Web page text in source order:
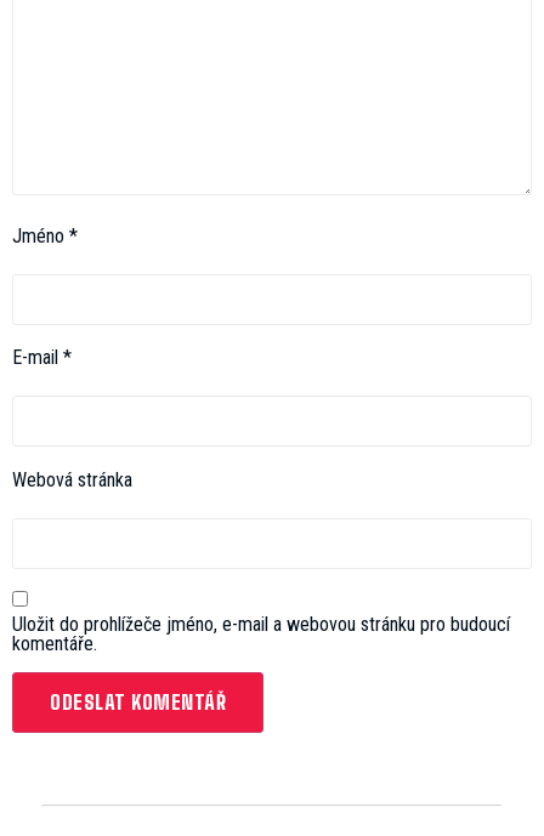
Jméno *
E-mail *
Webová stránka
Uložit do prohlížeče jméno, e-mail a webovou stránku pro budoucí
komentáře.